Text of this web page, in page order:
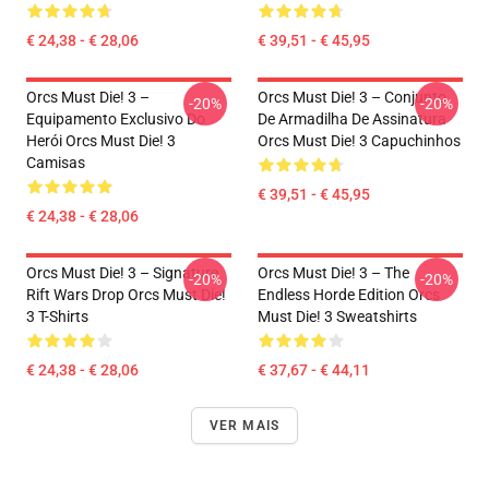
€ 24,38 - € 28,06 € 39,51 - € 45,95
Orcs Must Die! 3 –
Equipamento Exclusivo Do
Herói Orcs Must Die! 3
Camisas
€ 24,38 - € 28,06
-20%
Orcs Must Die! 3 – Conjunto
De Armadilha De Assinatura
Orcs Must Die! 3 Capuchinhos
€ 39,51 - € 45,95
-20%
Orcs Must Die! 3 – Signature
Rift Wars Drop Orcs Must Die!
3 T-Shirts
€ 24,38 - € 28,06
-20%
Orcs Must Die! 3 – The
Endless Horde Edition Orcs
Must Die! 3 Sweatshirts
€ 37,67 - € 44,11
-20%
VER MAIS